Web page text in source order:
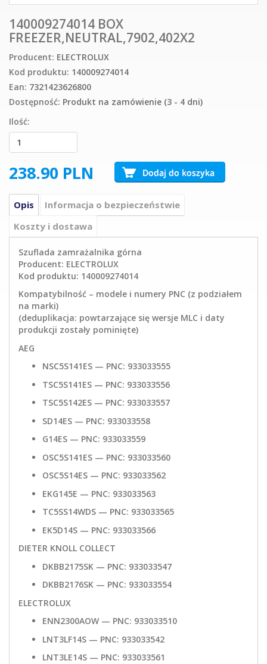
140009274014 BOX
FREEZER,NEUTRAL,7902,402X2
Producent: ELECTROLUX
Kod produktu: 140009274014
Ean: 7321423626800
Dostępność: Produkt na zamówienie (3 - 4 dni)
Ilość:
238.90 PLN
Opis
Informacja o bezpieczeństwie
Koszty i dostawa
Szuflada zamrażalnika górna
Producent: ELECTROLUX
Kod produktu: 140009274014
Kompatybilność – modele i numery PNC (z podziałem
na marki)
(deduplikacja: powtarzające się wersje MLC i daty
produkcji zostały pominięte)
AEG
NSC5S141ES — PNC: 933033555
TSC5S141ES — PNC: 933033556
TSC5S142ES — PNC: 933033557
SD14ES — PNC: 933033558
G14ES — PNC: 933033559
OSC5S141ES — PNC: 933033560
OSC5S14ES — PNC: 933033562
EKG145E — PNC: 933033563
TC5SS14WDS — PNC: 933033565
EK5D14S — PNC: 933033566
DIETER KNOLL COLLECT
DKBB2175SK — PNC: 933033547
DKBB2176SK — PNC: 933033554
ELECTROLUX
ENN2300AOW — PNC: 933033510
LNT3LF14S — PNC: 933033542
LNT3LE14S — PNC: 933033561